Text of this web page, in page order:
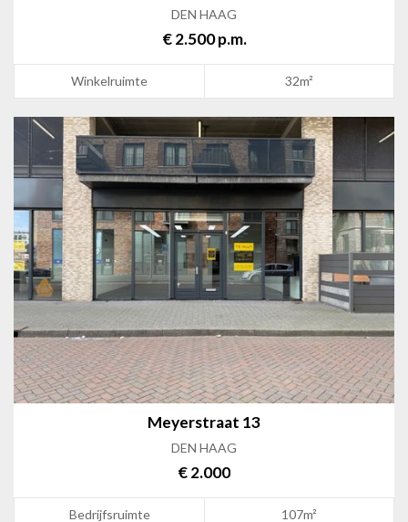
DEN HAAG
€ 2.500 p.m.
Winkelruimte 32m²
Meyerstraat 13
DEN HAAG
€ 2.000
Bedrijfsruimte 107m²